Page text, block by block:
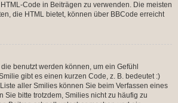
Code in Beiträgen zu verwenden. Die meisten
die HTML bietet, können über BBCode erreicht
benutzt werden können, um ein Gefühl
gibt es einen kurzen Code, z. B. bedeutet :)
aller Smilies können Sie beim Verfassen eines
Sie bitte trotzdem, Smilies nicht zu häufig zu